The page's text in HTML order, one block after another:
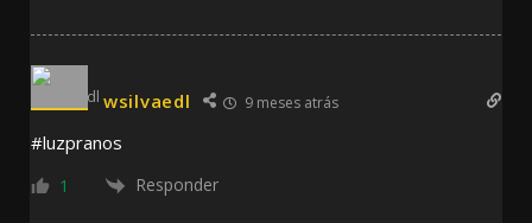
wsilvaedl 9 meses atrás
#luzpranos
1 Responder